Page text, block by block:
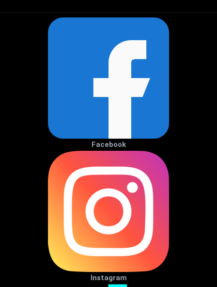
Facebook
Instagram